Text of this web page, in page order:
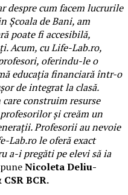
despre cum facem lucrurile
Școala de Bani, am
poate fi accesibilă,
Acum, cu Life-Lab.ro,
oferindu-le o
educația financiară într-o
de integrat la clasă.
construim resurse
și creăm un
Profesorii au nevoie
Lab.ro le oferă exact
a-i pregăti pe elevi să ia
Nicoleta Deliu-
BCR.